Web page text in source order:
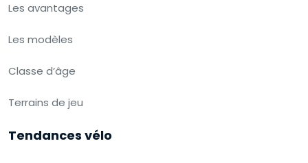
Les avantages
Les modèles
Classe d’âge
Terrains de jeu
Tendances vélo